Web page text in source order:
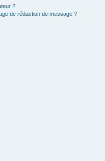
?
de rédaction de message ?